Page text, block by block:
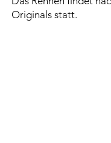
Originals statt.